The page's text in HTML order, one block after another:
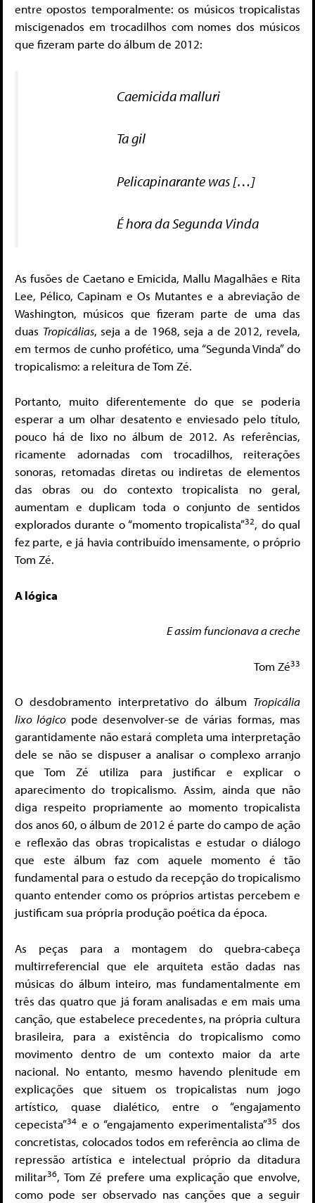
entre opostos temporalmente: os músicos tropicalistas
miscigenados em trocadilhos com nomes dos músicos
que fizeram parte do álbum de 2012:
Caemicida malluri
Ta gil
Pelicapinarante was […]
É hora da Segunda Vinda
As fusões de Caetano e Emicida, Mallu Magalhães e Rita
Lee, Pélico, Capinam e Os Mutantes e a abreviação de
Washington, músicos que fizeram parte de uma das
duas Tropicálias, seja a de 1968, seja a de 2012, revela,
em termos de cunho profético, uma “Segunda Vinda” do
tropicalismo: a releitura de Tom Zé.
Portanto, muito diferentemente do que se poderia
esperar a um olhar desatento e enviesado pelo título,
pouco há de lixo no álbum de 2012. As referências,
ricamente adornadas com trocadilhos, reiterações
sonoras, retomadas diretas ou indiretas de elementos
das obras ou do contexto tropicalista no geral,
aumentam e duplicam toda o conjunto de sentidos
explorados durante o “momento tropicalista”32, do qual
fez parte, e já havia contribuído imensamente, o próprio
Tom Zé.
A lógica
E assim funcionava a creche
Tom Zé33
O desdobramento interpretativo do álbum Tropicália
lixo lógico pode desenvolver-se de várias formas, mas
garantidamente não estará completa uma interpretação
dele se não se dispuser a analisar o complexo arranjo
que Tom Zé utiliza para justificar e explicar o
aparecimento do tropicalismo. Assim, ainda que não
diga respeito propriamente ao momento tropicalista
dos anos 60, o álbum de 2012 é parte do campo de ação
e reflexão das obras tropicalistas e estudar o diálogo
que este álbum faz com aquele momento é tão
fundamental para o estudo da recepção do tropicalismo
quanto entender como os próprios artistas percebem e
justificam sua própria produção poética da época.
As peças para a montagem do quebra-cabeça
multirreferencial que ele arquiteta estão dadas nas
músicas do álbum inteiro, mas fundamentalmente em
três das quatro que já foram analisadas e em mais uma
canção, que estabelece precedentes, na própria cultura
brasileira, para a existência do tropicalismo como
movimento dentro de um contexto maior da arte
nacional. No entanto, mesmo havendo plenitude em
explicações que situem os tropicalistas num jogo
artístico, quase dialético, entre o “engajamento
cepecista”34 e o “engajamento experimentalista”35 dos
concretistas, colocados todos em referência ao clima de
repressão artística e intelectual próprio da ditadura
militar36, Tom Zé prefere uma explicação que envolve,
como pode ser observado nas canções que a seguir